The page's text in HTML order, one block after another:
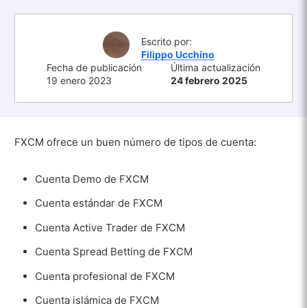
Escrito por:
Filippo Ucchino
Fecha de publicación
19 enero 2023
Última actualización
24 febrero 2025
FXCM ofrece un buen número de tipos de cuenta:
Cuenta Demo de FXCM
Cuenta estándar de FXCM
Cuenta Active Trader de FXCM
Cuenta Spread Betting de FXCM
Cuenta profesional de FXCM
Cuenta islámica de FXCM